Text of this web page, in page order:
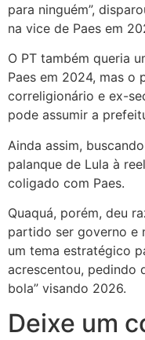
para ninguém”,
na vice de Paes em
O PT também queria
Paes em 2024, mas o
correligionário e ex-
pode assumir a
Ainda assim,
palanque de Lula à
coligado com Paes.
Quaquá, porém, deu
partido ser governo e
um tema estratégico
acrescentou, pedindo
bola” visando 2026.
Deixe um